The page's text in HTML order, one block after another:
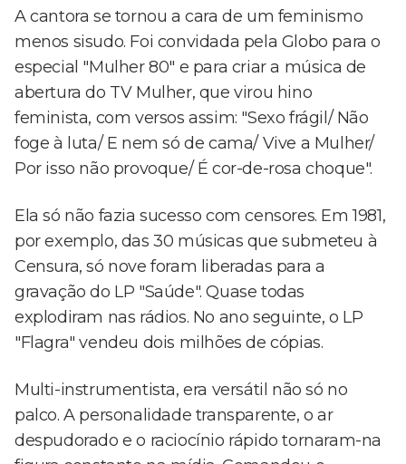
A cantora se tornou a cara de um feminismo
menos sisudo. Foi convidada pela Globo para o
especial "Mulher 80" e para criar a música de
abertura do TV Mulher, que virou hino
feminista, com versos assim: "Sexo frágil/ Não
foge à luta/ E nem só de cama/ Vive a Mulher/
Por isso não provoque/ É cor-de-rosa choque".
Ela só não fazia sucesso com censores. Em 1981,
por exemplo, das 30 músicas que submeteu à
Censura, só nove foram liberadas para a
gravação do LP "Saúde". Quase todas
explodiram nas rádios. No ano seguinte, o LP
"Flagra" vendeu dois milhões de cópias.
Multi-instrumentista, era versátil não só no
palco. A personalidade transparente, o ar
despudorado e o raciocínio rápido tornaram-na